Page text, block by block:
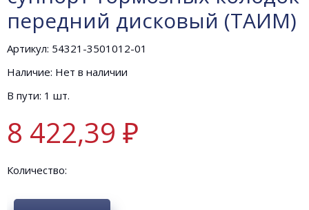
передний дисковый (ТАИМ)
Артикул: 54321-3501012-01
Наличие: Нет в наличии
В пути: 1 шт.
8 422,39 ₽
Количество: